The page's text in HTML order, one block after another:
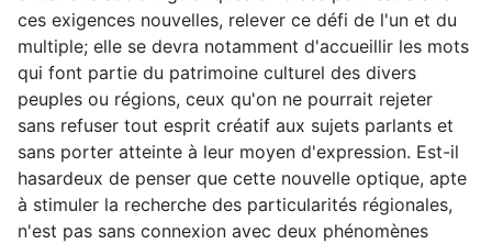
ces exigences nouvelles, relever ce défi de l'un et du
multiple; elle se devra notamment d'accueillir les mots
qui font partie du patrimoine culturel des divers
peuples ou régions, ceux qu'on ne pourrait rejeter
sans refuser tout esprit créatif aux sujets parlants et
sans porter atteinte à leur moyen d'expression. Est-il
hasardeux de penser que cette nouvelle optique, apte
à stimuler la recherche des particularités régionales,
n'est pas sans connexion avec deux phénomènes